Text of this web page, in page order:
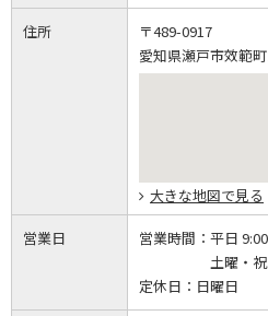
住所
〒489-0917
愛知県瀬戸市效範
大きな地図で見る
営業日 営業時間： 平日
土曜・
定休日： 日曜日